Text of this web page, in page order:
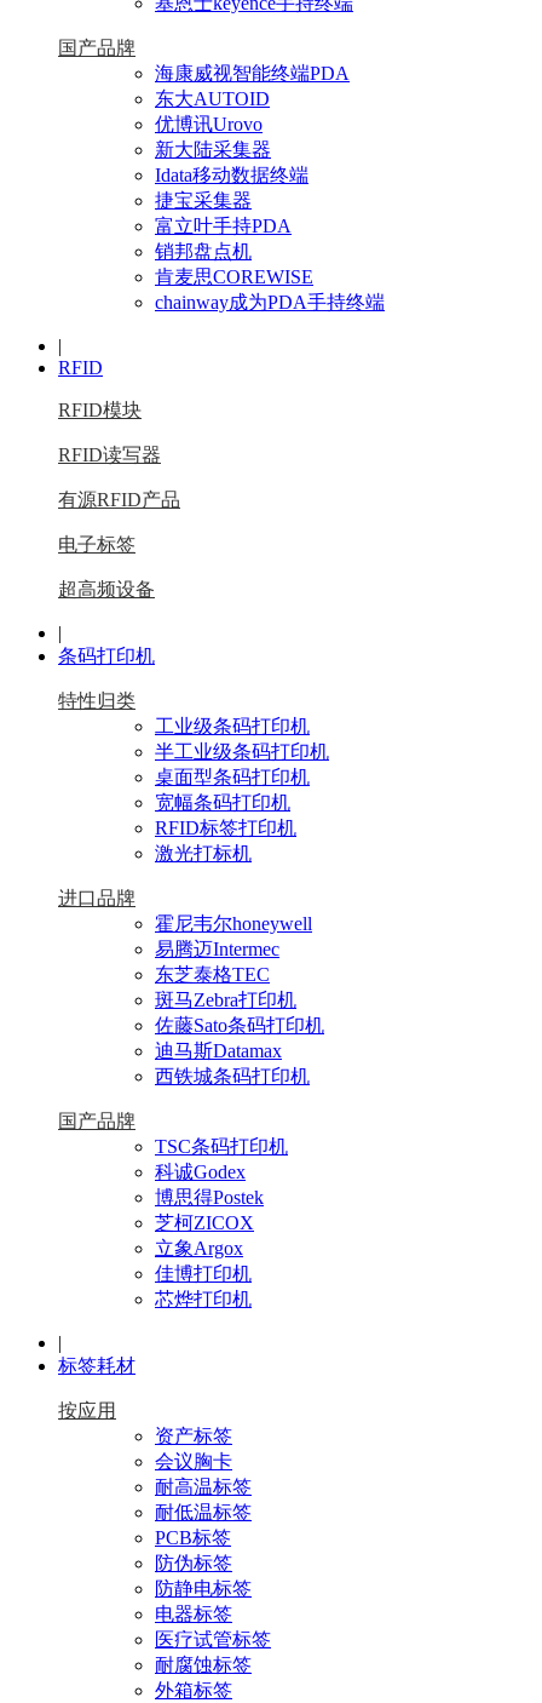
国产品牌
海康威视智能终端PDA
东大AUTOID
优博讯Urovo
新大陆采集器
Idata移动数据终端
捷宝采集器
富立叶手持PDA
销邦盘点机
肯麦思COREWISE
chainway成为PDA手持终端
|
RFID
RFID模块
RFID读写器
有源RFID产品
电子标签
超高频设备
|
条码打印机
特性归类
工业级条码打印机
半工业级条码打印机
桌面型条码打印机
宽幅条码打印机
RFID标签打印机
激光打标机
进口品牌
霍尼韦尔honeywell
易腾迈Intermec
东芝泰格TEC
斑马Zebra打印机
佐藤Sato条码打印机
迪马斯Datamax
西铁城条码打印机
国产品牌
TSC条码打印机
科诚Godex
博思得Postek
芝柯ZICOX
立象Argox
佳博打印机
芯烨打印机
|
标签耗材
按应用
资产标签
会议胸卡
耐高温标签
耐低温标签
PCB标签
防伪标签
防静电标签
电器标签
医疗试管标签
耐腐蚀标签
外箱标签